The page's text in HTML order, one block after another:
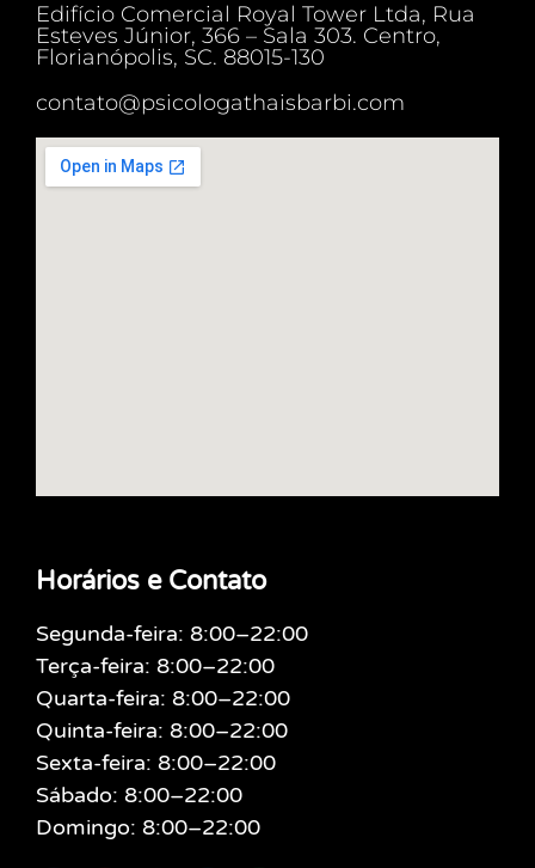
Edifício Comercial Royal Tower Ltda, Rua
Esteves Júnior, 366 – Sala 303. Centro,
Florianópolis, SC. 88015-130
contato@psicologathaisbarbi.com
Horários e Contato
Segunda-feira: 8:00–22:00
Terça-feira: 8:00–22:00
Quarta-feira: 8:00–22:00
Quinta-feira: 8:00–22:00
Sexta-feira: 8:00–22:00
Sábado: 8:00–22:00
Domingo: 8:00–22:00